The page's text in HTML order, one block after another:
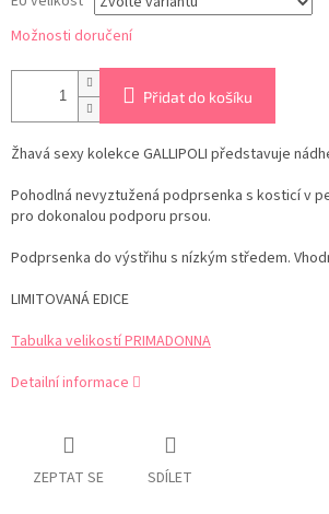
Možnosti doručení
Přidat do košíku
Žhavá sexy kolekce GALLIPOLI představuje
Pohodlná nevyztužená podprsenka s kosticí v
pro dokonalou podporu prsou.
Podprsenka do výstřihu s nízkým středem.
LIMITOVANÁ EDICE
Tabulka velikostí PRIMADONNA
Detailní informace
ZEPTAT SE SDÍLET